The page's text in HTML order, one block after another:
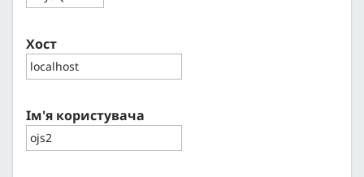
Хост
Ім'я користувача